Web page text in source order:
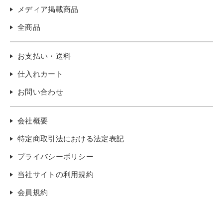
メディア掲載商品
全商品
お支払い・送料
仕入れカート
お問い合わせ
会社概要
特定商取引法における法定表記
プライバシーポリシー
当社サイトの利用規約
会員規約